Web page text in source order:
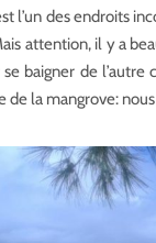
l’un des endroits
attention, il y a
baigner de
de la mangrove: